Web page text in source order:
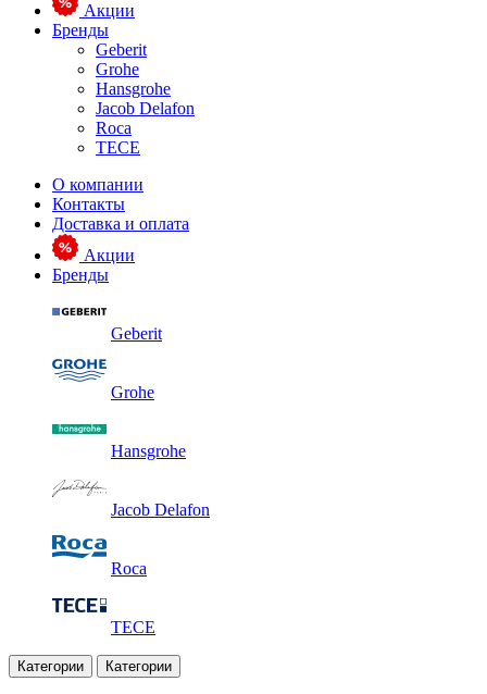
Акции
Бренды
Geberit
Grohe
Hansgrohe
Jacob Delafon
Roca
TECE
О компании
Контакты
Доставка и оплата
Акции
Бренды
Geberit
Grohe
Hansgrohe
Jacob Delafon
Roca
TECE
Категории Категории